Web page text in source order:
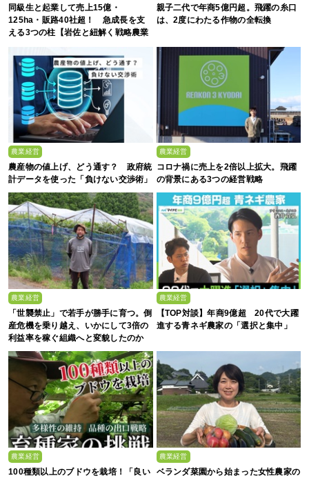
同級生と起業して売上15億・
125ha・販路40社超！ 急成長を支
える3つの柱【岩佐と紐解く戦略農業
親子二代で年商5億円超。飛躍の糸口
は、2度にわたる作物の全転換
農業経営
農産物の値上げ、どう通す？ 政府統
計データを使った「負けない交渉術」
農業経営
コロナ禍に売上を2倍以上拡大。飛躍
の背景にある3つの経営戦略
農業経営
「世襲禁止」で若手が勝手に育つ。倒
産危機を乗り越え、いかにして3倍の
利益率を稼ぐ組織へと変貌したのか
農業経営
【TOP対談】年商9億超 20代で大躍
進する青ネギ農家の「選択と集中」
農業経営
100種類以上のブドウを栽培！「良い
農業経営
ベランダ菜園から始まった女性農家の